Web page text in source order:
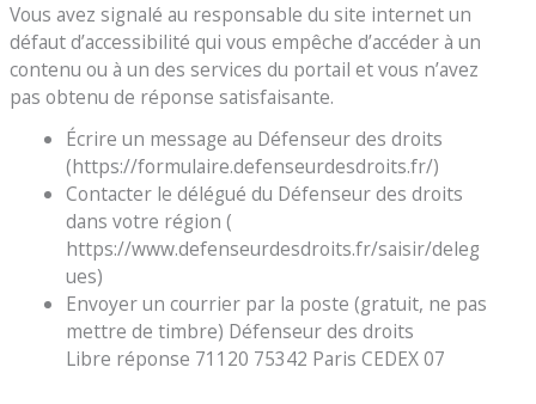
Vous avez signalé au responsable du site internet un
défaut d’accessibilité qui vous empêche d’accéder à un
contenu ou à un des services du portail et vous n’avez
pas obtenu de réponse satisfaisante.
Écrire un message au Défenseur des droits
(https://formulaire.defenseurdesdroits.fr/)
Contacter le délégué du Défenseur des droits
dans votre région (
https://www.defenseurdesdroits.fr/saisir/deleg
ues)
Envoyer un courrier par la poste (gratuit, ne pas
mettre de timbre) Défenseur des droits
Libre réponse 71120 75342 Paris CEDEX 07